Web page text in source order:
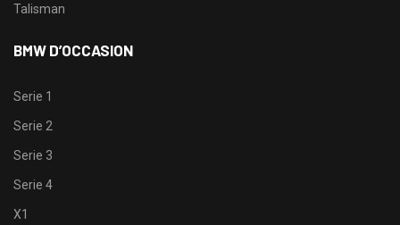
Talisman
BMW D’OCCASION
Serie 1
Serie 2
Serie 3
Serie 4
X1